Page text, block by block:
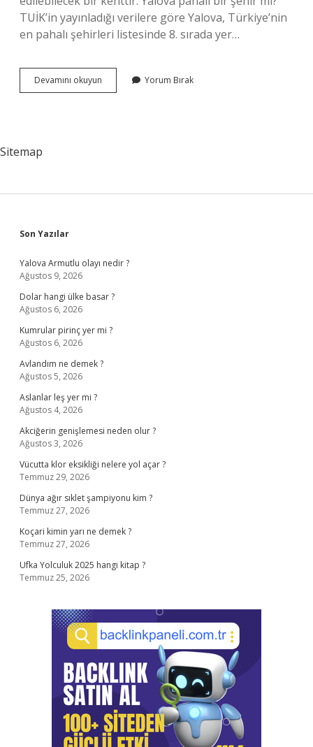
TUİK’in yayınladığı verilere göre Yalova, Türkiye’nin
en pahalı şehirleri listesinde 8. sırada yer…
Devamını okuyun Yalovada
Hayat
Yorum Bırak
Sitemap
Sidebar
Son Yazılar
Yalova Armutlu olayı nedir ?
Ağustos 9, 2026
Dolar hangi ülke basar ?
Ağustos 6, 2026
Kumrular pirinç yer mi ?
Ağustos 6, 2026
Avlandım ne demek ?
Ağustos 5, 2026
Aslanlar leş yer mi ?
Ağustos 4, 2026
Akciğerin genişlemesi neden olur ?
Ağustos 3, 2026
Vücutta klor eksikliği nelere yol açar ?
Temmuz 29, 2026
Dünya ağır sıklet şampiyonu kim ?
Temmuz 27, 2026
Koçari kimin yarı ne demek ?
Temmuz 27, 2026
Ufka Yolculuk 2025 hangi kitap ?
Temmuz 25, 2026